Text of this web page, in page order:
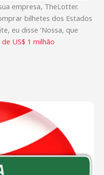
empresa, TheLotter.
bilhetes dos Estados
eu disse ‘Nossa, que
US$ 1 milhão